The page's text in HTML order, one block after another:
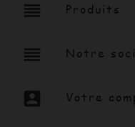
reorder Produits
reorder Notre
account_box Votre